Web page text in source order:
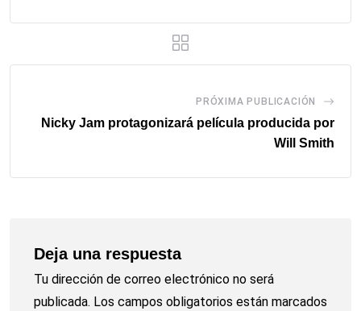
PRÓXIMA PUBLICACIÓN
Nicky Jam protagonizará película producida por
Will Smith
Deja una respuesta
Tu dirección de correo electrónico no será
publicada. Los campos obligatorios están marcados